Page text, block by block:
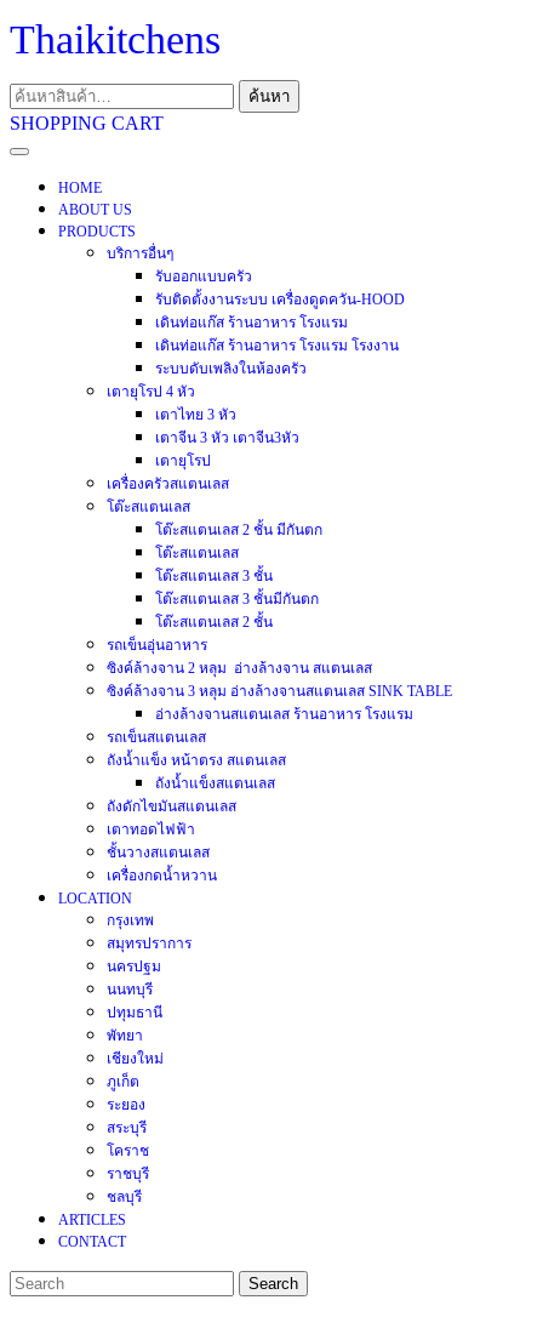
Skip
to
Thaikitchens
ค้นหา: ค้นหา
SHOPPING CARTSHOPPING
Open
HOME
ABOUT US
PRODUCTS
บริการอื่นๆ
รับออกแบบครัว
รับติดตั้งงานระบบ เครื่องดูดควัน-HOOD
เดินท่อแก๊ส ร้านอาหาร โรงแรม
เดินท่อแก๊ส ร้านอาหาร โรงแรม โรงงาน
ระบบดับเพลิงในห้องครัว
เตายุโรป 4 หัว
เตาไทย 3 หัว
เตาจีน 3 หัว เตาจีน3หัว
เตายุโรป
เครื่องครัวสแตนเลส
โต๊ะสแตนเลส
โต๊ะสแตนเลส 2 ชั้น มีกันตก
โต๊ะสแตนเลส
โต๊ะสแตนเลส 3 ชั้น
โต๊ะสแตนเลส 3 ชั้นมีกันตก
โต๊ะสแตนเลส 2 ชั้น
รถเข็นอุ่นอาหาร
ซิงค์ล้างจาน 2 หลุม อ่างล้างจาน สแตนเลส
ซิงค์ล้างจาน 3 หลุม อ่างล้างจานสแตนเลส SINK TABLE
อ่างล้างจานสแตนเลส ร้านอาหาร โรงแรม
รถเข็นสแตนเลส
ถังน้ำแข็ง หน้าตรง สแตนเลส
ถังน้ำแข็งสแตนเลส
ถังดักไขมันสแตนเลส
เตาทอดไฟฟ้า
ชั้นวางสแตนเลส
เครื่องกดน้ำหวาน
LOCATION
กรุงเทพ
สมุทรปราการ
นครปฐม
นนทบุรี
ปทุมธานี
พัทยา
เชียงใหม่
ภูเก็ต
ระยอง
สระบุรี
โคราช
ราชบุรี
ชลบุรี
ARTICLES
CONTACT
Search
for: